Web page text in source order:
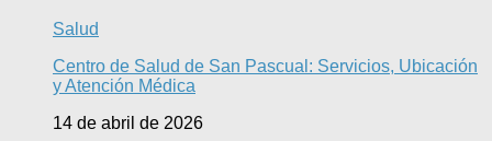
Salud
Centro de Salud de San Pascual: Servicios, Ubicación
y Atención Médica
14 de abril de 2026